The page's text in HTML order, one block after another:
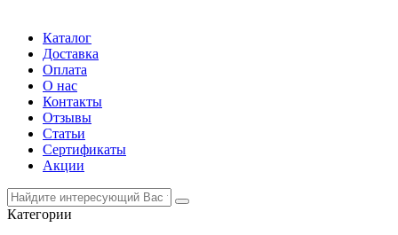
Каталог
Доставка
Оплата
О нас
Контакты
Отзывы
Статьи
Сертификаты
Акции
Категории